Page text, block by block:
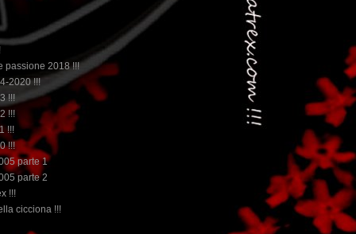
passione 2018 !!!
2020 !!!
!!!
!!!
!!!
!!!
parte 1
parte 2
!!!
cicciona !!!